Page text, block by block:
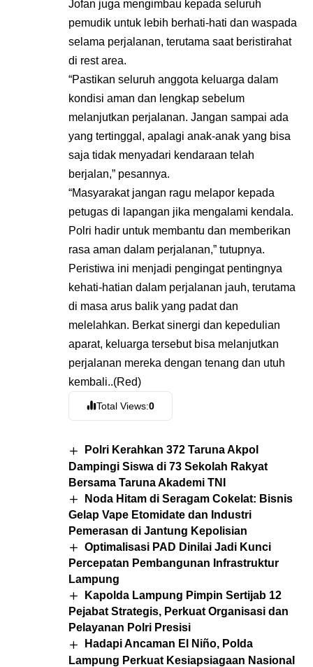
Jofan juga mengimbau kepada seluruh
pemudik untuk lebih berhati-hati dan waspada
selama perjalanan, terutama saat beristirahat
di rest area.
“Pastikan seluruh anggota keluarga dalam
kondisi aman dan lengkap sebelum
melanjutkan perjalanan. Jangan sampai ada
yang tertinggal, apalagi anak-anak yang bisa
saja tidak menyadari kendaraan telah
berjalan,” pesannya.
“Masyarakat jangan ragu melapor kepada
petugas di lapangan jika mengalami kendala.
Polri hadir untuk membantu dan memberikan
rasa aman dalam perjalanan,” tutupnya.
Peristiwa ini menjadi pengingat pentingnya
kehati-hatian dalam perjalanan jauh, terutama
di masa arus balik yang padat dan
melelahkan. Berkat sinergi dan kepedulian
aparat, keluarga tersebut bisa melanjutkan
perjalanan mereka dengan tenang dan utuh
kembali..(Red)
Total Views:0
Polri Kerahkan 372 Taruna Akpol
Dampingi Siswa di 73 Sekolah Rakyat
Bersama Taruna Akademi TNI
Noda Hitam di Seragam Cokelat: Bisnis
Gelap Vape Etomidate dan Industri
Pemerasan di Jantung Kepolisian
Optimalisasi PAD Dinilai Jadi Kunci
Percepatan Pembangunan Infrastruktur
Lampung
Kapolda Lampung Pimpin Sertijab 12
Pejabat Strategis, Perkuat Organisasi dan
Pelayanan Polri Presisi
Hadapi Ancaman El Niño, Polda
Lampung Perkuat Kesiapsiagaan Nasional